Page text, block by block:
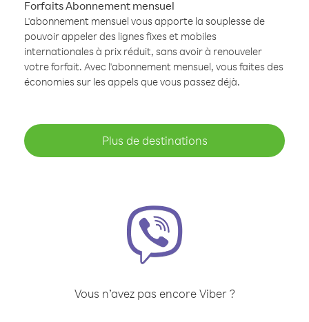
Forfaits Abonnement mensuel
L'abonnement mensuel vous apporte la souplesse de
pouvoir appeler des lignes fixes et mobiles
internationales à prix réduit, sans avoir à renouveler
votre forfait. Avec l'abonnement mensuel, vous faites des
économies sur les appels que vous passez déjà.
Plus de destinations
Vous n’avez pas encore Viber ?